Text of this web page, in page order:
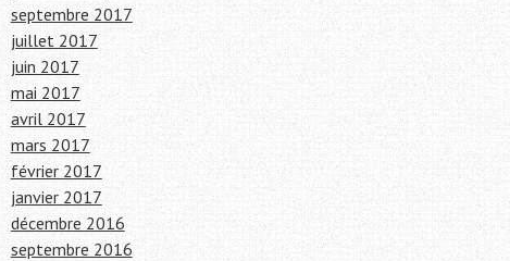
septembre 2017
juillet 2017
juin 2017
mai 2017
avril 2017
mars 2017
février 2017
janvier 2017
décembre 2016
septembre 2016